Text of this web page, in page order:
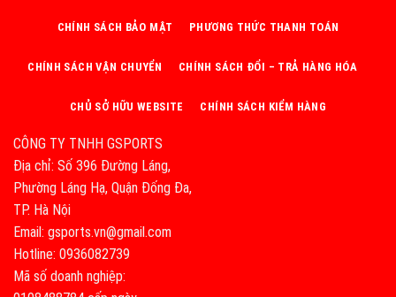
CÔNG TY TNHH GSPORTS
Địa chỉ: Số 396 Đường Láng,
Phường Láng Hạ, Quận Đống Đa,
TP. Hà Nội
Email: gsports.vn@gmail.com
Hotline: 0936082739
Mã số doanh nghiệp:
CHÍNH SÁCH BẢO MẬT PHƯƠNG THỨC THANH TOÁN
CHÍNH SÁCH VẬN CHUYỂN CHÍNH SÁCH ĐỔI – TRẢ HÀNG HÓA
CHỦ SỞ HỮU WEBSITE CHÍNH SÁCH KIỂM HÀNG